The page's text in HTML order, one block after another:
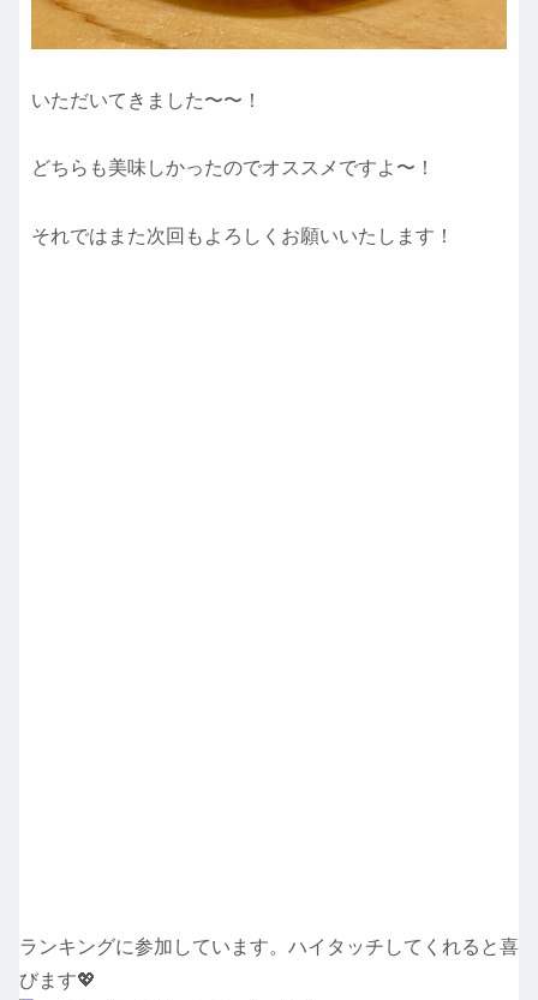
いただいてきました〜〜！
どちらも美味しかったのでオススメですよ〜！
それではまた次回もよろしくお願いいたします！
ランキングに参加しています。ハイタッチしてくれると喜
びます💖